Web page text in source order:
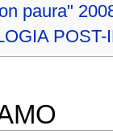
paura"